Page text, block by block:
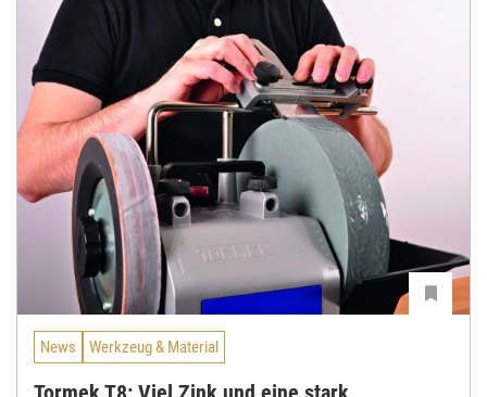
News Werkzeug & Material